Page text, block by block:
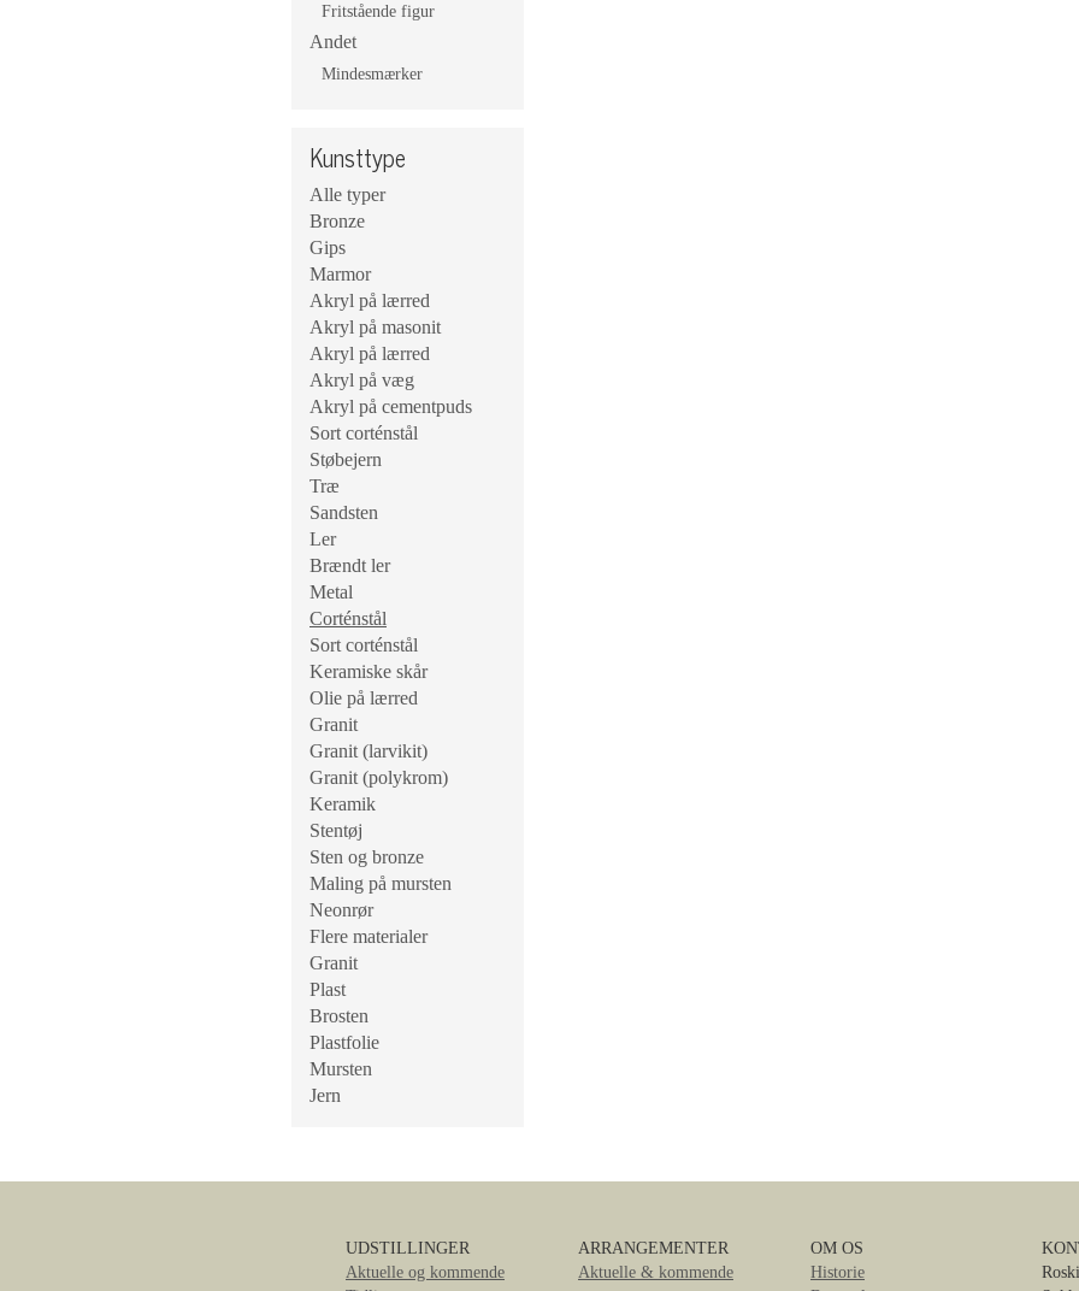
Fritstående figur
Andet
Mindesmærker
Kunsttype
Alle typer
Bronze
Gips
Marmor
Akryl på lærred
Akryl på masonit
Akryl på lærred
Akryl på væg
Akryl på cementpuds
Sort corténstål
Støbejern
Træ
Sandsten
Ler
Brændt ler
Metal
Corténstål
Sort corténstål
Keramiske skår
Olie på lærred
Granit
Granit (larvikit)
Granit (polykrom)
Keramik
Stentøj
Sten og bronze
Maling på mursten
Neonrør
Flere materialer
Granit
Plast
Brosten
Plastfolie
Mursten
Jern
UDSTILLINGER
Aktuelle og kommende
ARRANGEMENTER
Aktuelle & kommende
OM OS
Historie